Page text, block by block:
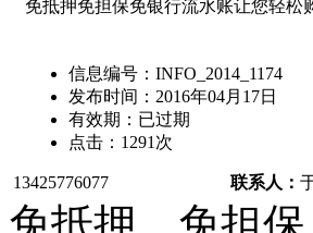
免抵押免担保免银行流水账让您轻松
信息编号： INFO_2014_1174
发布时间： 2016年04月17日
有效期： 已过期
点击： 1291 次
13425776077 联系人：